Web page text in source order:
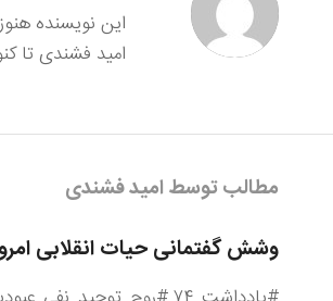
این نویسنده
امید فشندی تا کنون ۱۹۱ مطلب مفید
مطالب توسط امید فشندی
وشش گفتمانی حیات انقلابی